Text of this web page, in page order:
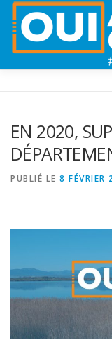
PANNEAUX POUR
EN 2020,
PUBLIÉ LE 8 FÉVRIER